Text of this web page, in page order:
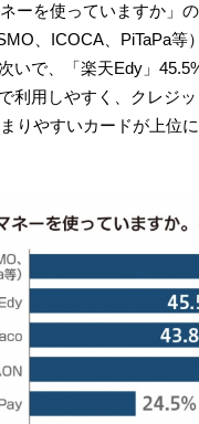
ーを使っていますか」
、ICOCA、PiTaPa等
いで、「楽天Edy」
利用しやすく、クレジ
りやすいカードが上位